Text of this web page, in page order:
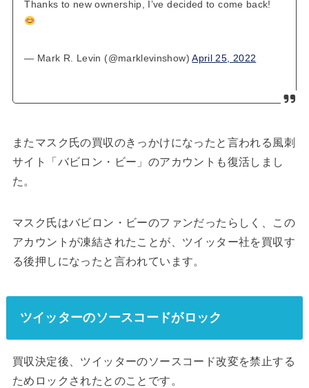
Thanks to new ownership, I’ve decided to come back!
— Mark R. Levin (@marklevinshow)April 25, 2022
またマスク氏の買収のきっかけになったと言われる風刺
サイト「バビロン・ビー」のアカウントも復活しまし
た。
マスク氏はバビロン・ビーのファンだったらしく、この
アカウントが凍結されたことが、ツイッター社を買収す
る後押しになったと言われています。
ツイッターのソースコードがロック
買収決定後、ツイッターのソースコード改変を禁止する
ためロックされたとのことです。